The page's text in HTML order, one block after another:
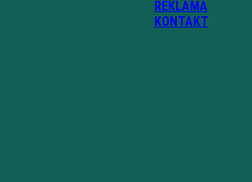
REKLAMA
KONTAKT